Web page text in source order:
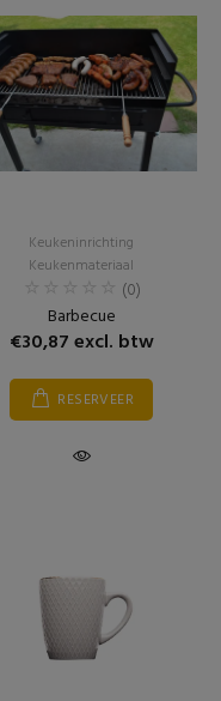
Keukeninrichting
Keukenmateriaal
(0)
Barbecue
€30,87 excl. btw
RESERVEER